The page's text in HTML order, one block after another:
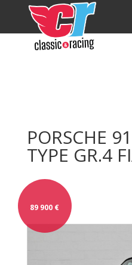
PORSCHE
TYPE GR.4
89 900 €